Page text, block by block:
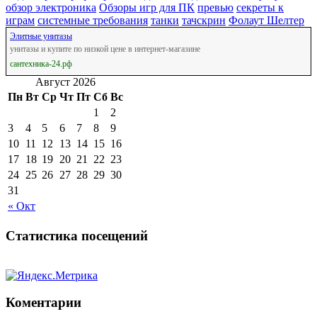
обзор электроника Обзоры игр для ПК превью секреты к
играм системные требования танки тачскрин Фолаут Шелтер
Элитные унитазы
унитазы и купите по низкой цене в интернет-магазине
сантехника-24.рф
Август 2026
Пн Вт Ср Чт Пт Сб Вс
« Окт
1
2
3
4 5 6 7 8
9
10 11 12 13 14 15 16
17 18 19 20 21 22 23
24 25 26 27 28 29 30
31
Статистика посещений
Коментарии